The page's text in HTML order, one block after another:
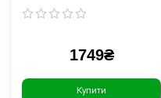
1749₴
Купити